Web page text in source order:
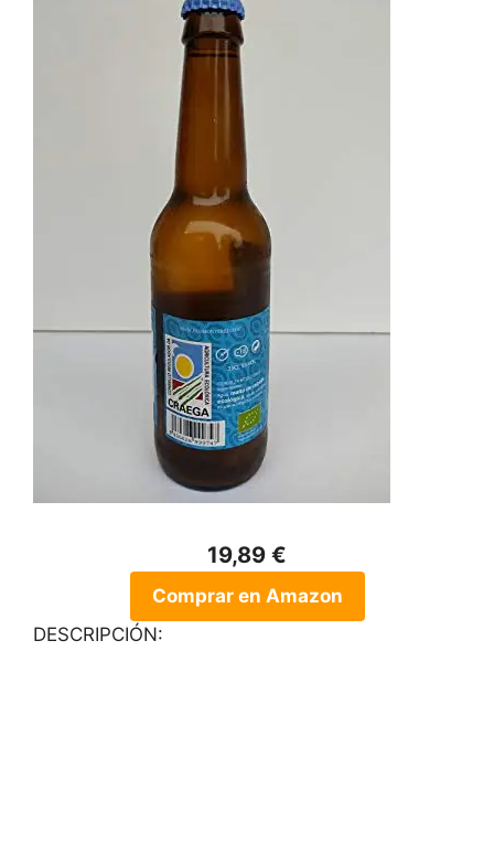
19,89 €
Comprar en Amazon
DESCRIPCIÓN: